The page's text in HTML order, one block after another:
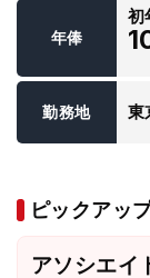
年俸
初
勤務地 東
ピックアッ
アソシエイ